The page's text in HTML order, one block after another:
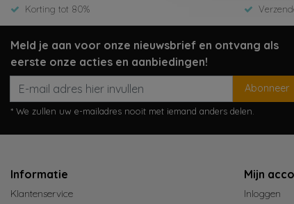
Korting tot 80%
Meld je aan voor onze nieuwsbrief en ontvang als
eerste onze acties en aanbiedingen!
Abonneer
* We zullen uw e-mailadres nooit met iemand anders delen.
Informatie
Klantenservice
Mijn
Inloggen